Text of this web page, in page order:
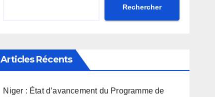
Rechercher
Articles Récents
Niger : État d’avancement du Programme de